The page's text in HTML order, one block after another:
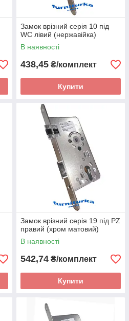
Замок врізний серія 10 під
WC лівий (нержавійка)
В наявності
438,45 ₴/комплект
Купити
Замок врізний серія 19 під PZ
правий (хром матовий)
В наявності
542,74 ₴/комплект
Купити